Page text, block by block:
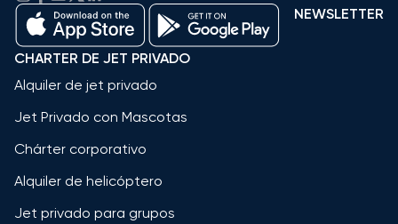
NEWSLETTER
CHARTER DE JET PRIVADO
Alquiler de jet privado
Jet Privado con Mascotas
Chárter corporativo
Alquiler de helicóptero
Jet privado para grupos